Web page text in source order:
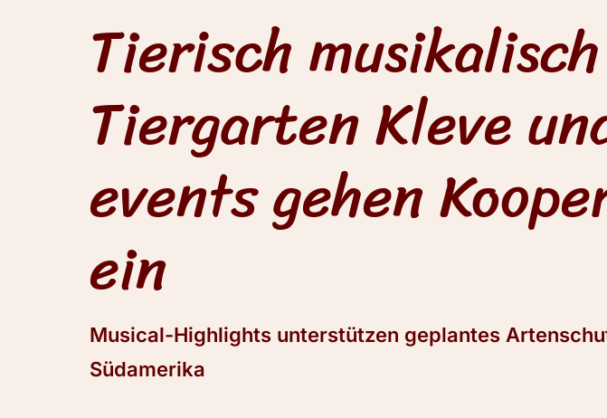
Tierisch
Tiergarten Kleve
events gehen
ein
Musical-Highlights unterstützen geplantes
Südamerika